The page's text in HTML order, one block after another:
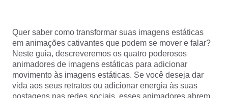
Quer saber como transformar suas imagens estáticas
em animações cativantes que podem se mover e falar?
Neste guia, descreveremos os quatro poderosos
animadores de imagens estáticas para adicionar
movimento às imagens estáticas. Se você deseja dar
vida aos seus retratos ou adicionar energia às suas
postagens nas redes sociais, esses animadores abrem